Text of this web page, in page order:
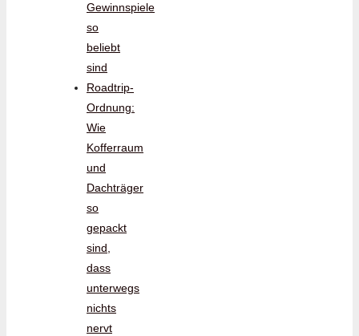
Gewinnspiele
so
beliebt
sind
Roadtrip-
Ordnung:
Wie
Kofferraum
und
Dachträger
so
gepackt
sind,
dass
unterwegs
nichts
nervt